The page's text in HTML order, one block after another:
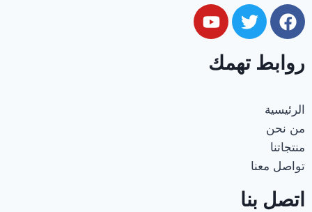
روابط تهمك
الرئيسية
من نحن
منتجاتنا
تواصل معنا
اتصل بنا